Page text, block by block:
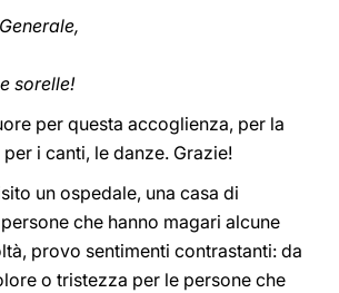
sorelle!
per questa accoglienza, per la
i canti, le danze. Grazie!
un ospedale, una casa di
che hanno magari alcune
provo sentimenti contrastanti: da
o tristezza per le persone che